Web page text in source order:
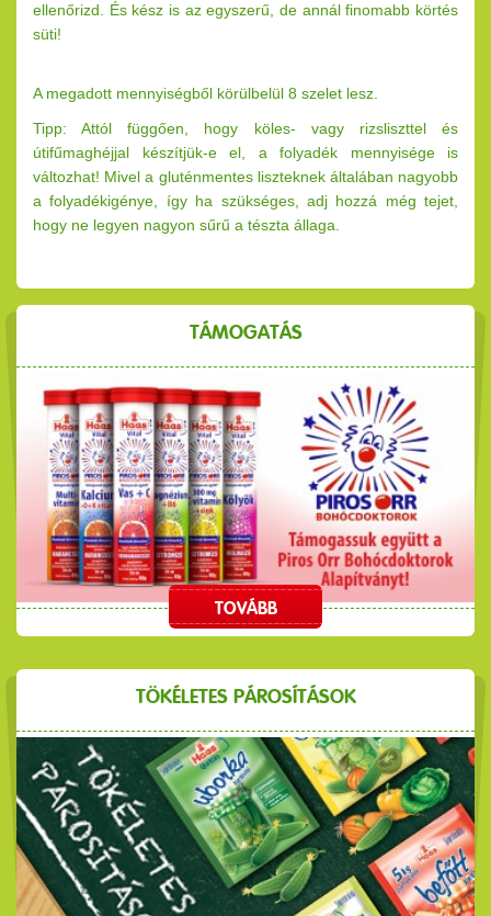
ellenőrizd. És kész is az egyszerű, de annál finomabb körtés
süti!
A megadott mennyiségből körülbelül 8 szelet lesz.
Tipp: Attól függően, hogy köles- vagy rizsliszttel és
útifűmaghéjjal készítjük-e el, a folyadék mennyisége is
változhat! Mivel a gluténmentes liszteknek általában nagyobb
a folyadékigénye, így ha szükséges, adj hozzá még tejet,
hogy ne legyen nagyon sűrű a tészta állaga.
TÁMOGATÁS
TOVÁBB
TÖKÉLETES PÁROSÍTÁSOK